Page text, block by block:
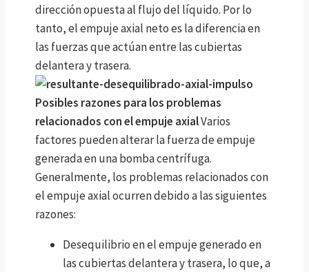
dirección opuesta al flujo del líquido. Por lo
tanto, el empuje axial neto es la diferencia en
las fuerzas que actúan entre las cubiertas
delantera y trasera.
Posibles razones para los problemas
relacionados con el empuje axialVarios
factores pueden alterar la fuerza de empuje
generada en una bomba centrífuga.
Generalmente, los problemas relacionados con
el empuje axial ocurren debido a las siguientes
razones:
Desequilibrio en el empuje generado en
las cubiertas delantera y trasera, lo que, a